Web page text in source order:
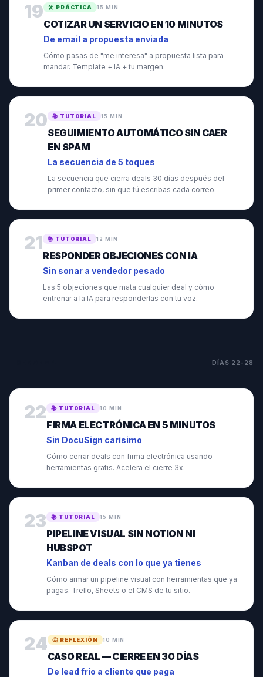
19 🛠️ PRÁCTICA 15 MIN
COTIZAR UN SERVICIO EN 10 MINUTOS
De email a propuesta enviada
Cómo pasas de "me interesa" a propuesta lista para
mandar. Template + IA + tu margen.
20 📚 TUTORIAL 15 MIN
SEGUIMIENTO AUTOMÁTICO SIN CAER
EN SPAM
La secuencia de 5 toques
La secuencia que cierra deals 30 días después del
primer contacto, sin que tú escribas cada correo.
21 📚 TUTORIAL 12 MIN
RESPONDER OBJECIONES CON IA
Sin sonar a vendedor pesado
Las 5 objeciones que mata cualquier deal y cómo
entrenar a la IA para responderlas con tu voz.
DÍAS 22 - 28
22 📚 TUTORIAL 10 MIN
FIRMA ELECTRÓNICA EN 5 MINUTOS
Sin DocuSign carísimo
Cómo cerrar deals con firma electrónica usando
herramientas gratis. Acelera el cierre 3x.
23 📚 TUTORIAL 15 MIN
PIPELINE VISUAL SIN NOTION NI
HUBSPOT
Kanban de deals con lo que ya tienes
Cómo armar un pipeline visual con herramientas que ya
pagas. Trello, Sheets o el CMS de tu sitio.
24 🤔 REFLEXIÓN 10 MIN
CASO REAL — CIERRE EN 30 DÍAS
De lead frío a cliente que paga